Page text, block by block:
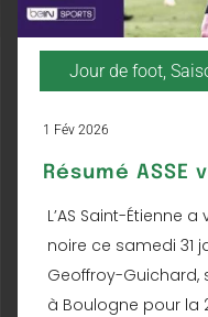
Jour de foot
1 Fév 2026
Résumé ASSE
L’AS Saint-Étienne
noire ce samedi 31
Geoffroy-Guichard,
à Boulogne pour la